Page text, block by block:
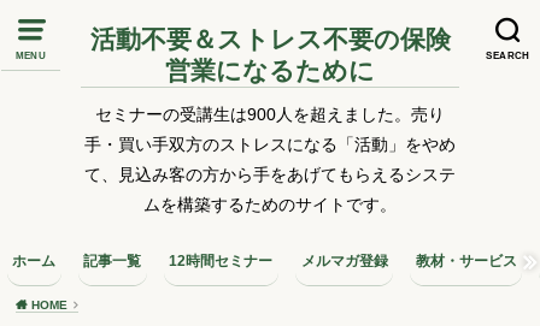
MENU SEARCH
活動不要＆ストレス不要の保険
営業になるために
セミナーの受講生は900人を超えました。売り
手・買い手双方のストレスになる「活動」をやめ
て、見込み客の方から手をあげてもらえるシステ
ムを構築するためのサイトです。
ホーム 記事一覧 12時間セミナー メルマガ登録 教材・サービス
HOME